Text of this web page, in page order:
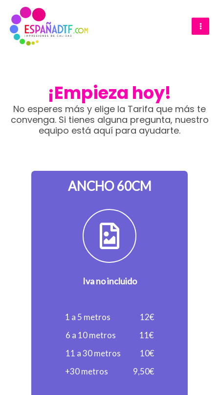
contenido
¡Empieza hoy!
No esperes más y elige la Tarifa que más te
convenga. Si tienes alguna pregunta, nuestro
equipo está aquí para ayudarte.
ANCHO 60CM
Iva no incluido
1 a 5 metros‎ ‎ ‎ ‎ ‎ ‎ ‎ ‎ ‎ ‎ ‎ ‎ ‎ ‎‎‎ ‎ ‎ ‎ ‎ ‎ ‎ 12€
6 a 10 metros‎ ‎ ‎ ‎ ‎‎ ‎ ‎ ‎ ‎ ‎ ‎ ‎ ‎ ‎ ‎ ‎ ‎11€
11 a 30 metros‎ ‎ ‎ ‎‎ ‎ ‎ ‎ ‎‎ ‎ ‎ ‎ ‎ ‎ ‎10€
+30 metros‎ ‎ ‎ ‎ ‎ ‎ ‎ ‎ ‎ ‎ ‎ ‎ ‎ ‎ ‎ ‎ ‎ 9,50€